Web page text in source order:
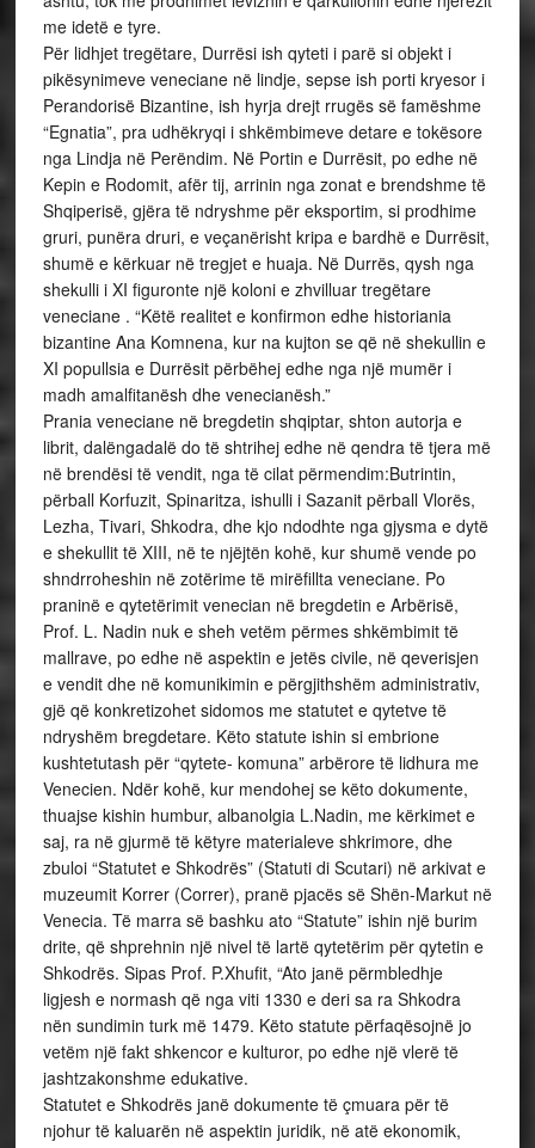
me idetë e tyre.
Për lidhjet tregëtare, Durrësi ish qyteti i parë si objekt i
pikësynimeve veneciane në lindje, sepse ish porti kryesor i
Perandorisë Bizantine, ish hyrja drejt rrugës së famëshme
“Egnatia”, pra udhëkryqi i shkëmbimeve detare e tokësore
nga Lindja në Perëndim. Në Portin e Durrësit, po edhe në
Kepin e Rodomit, afër tij, arrinin nga zonat e brendshme të
Shqiperisë, gjëra të ndryshme për eksportim, si prodhime
gruri, punëra druri, e veçanërisht kripa e bardhë e Durrësit,
shumë e kërkuar në tregjet e huaja. Në Durrës, qysh nga
shekulli i XI figuronte një koloni e zhvilluar tregëtare
veneciane . “Këtë realitet e konfirmon edhe historiania
bizantine Ana Komnena, kur na kujton se që në shekullin e
XI popullsia e Durrësit përbëhej edhe nga një mumër i
madh amalfitanësh dhe venecianësh.”
Prania veneciane në bregdetin shqiptar, shton autorja e
librit, dalëngadalë do të shtrihej edhe në qendra të tjera më
në brendësi të vendit, nga të cilat përmendim:Butrintin,
përball Korfuzit, Spinaritza, ishulli i Sazanit përball Vlorës,
Lezha, Tivari, Shkodra, dhe kjo ndodhte nga gjysma e dytë
e shekullit të XIII, në te njëjtën kohë, kur shumë vende po
shndrroheshin në zotërime të mirëfillta veneciane. Po
praninë e qytetërimit venecian në bregdetin e Arbërisë,
Prof. L. Nadin nuk e sheh vetëm përmes shkëmbimit të
mallrave, po edhe në aspektin e jetës civile, në qeverisjen
e vendit dhe në komunikimin e përgjithshëm administrativ,
gjë që konkretizohet sidomos me statutet e qytetve të
ndryshëm bregdetare. Këto statute ishin si embrione
kushtetutash për “qytete- komuna” arbërore të lidhura me
Venecien. Ndër kohë, kur mendohej se këto dokumente,
thuajse kishin humbur, albanolgia L.Nadin, me kërkimet e
saj, ra në gjurmë të këtyre materialeve shkrimore, dhe
zbuloi “Statutet e Shkodrës” (Statuti di Scutari) në arkivat e
muzeumit Korrer (Correr), pranë pjacës së Shën-Markut në
Venecia. Të marra së bashku ato “Statute” ishin një burim
drite, që shprehnin një nivel të lartë qytetërim për qytetin e
Shkodrës. Sipas Prof. P.Xhufit, “Ato janë përmbledhje
ligjesh e normash që nga viti 1330 e deri sa ra Shkodra
nën sundimin turk më 1479. Këto statute përfaqësojnë jo
vetëm një fakt shkencor e kulturor, po edhe një vlerë të
jashtzakonshme edukative.
Statutet e Shkodrës janë dokumente të çmuara për të
njohur të kaluarën në aspektin juridik, në atë ekonomik,